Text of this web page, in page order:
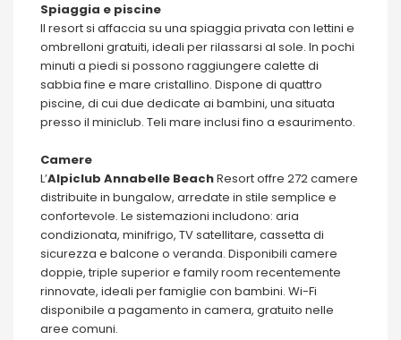
Spiaggia e piscine
Il resort si affaccia su una spiaggia privata con lettini e
ombrelloni gratuiti, ideali per rilassarsi al sole. In pochi
minuti a piedi si possono raggiungere calette di
sabbia fine e mare cristallino. Dispone di quattro
piscine, di cui due dedicate ai bambini, una situata
presso il miniclub. Teli mare inclusi fino a esaurimento.
Camere
L’Alpiclub Annabelle BeachResort offre 272 camere
distribuite in bungalow, arredate in stile semplice e
confortevole. Le sistemazioni includono: aria
condizionata, minifrigo, TV satellitare, cassetta di
sicurezza e balcone o veranda. Disponibili camere
doppie, triple superior e family room recentemente
rinnovate, ideali per famiglie con bambini. Wi-Fi
disponibile a pagamento in camera, gratuito nelle
aree comuni.